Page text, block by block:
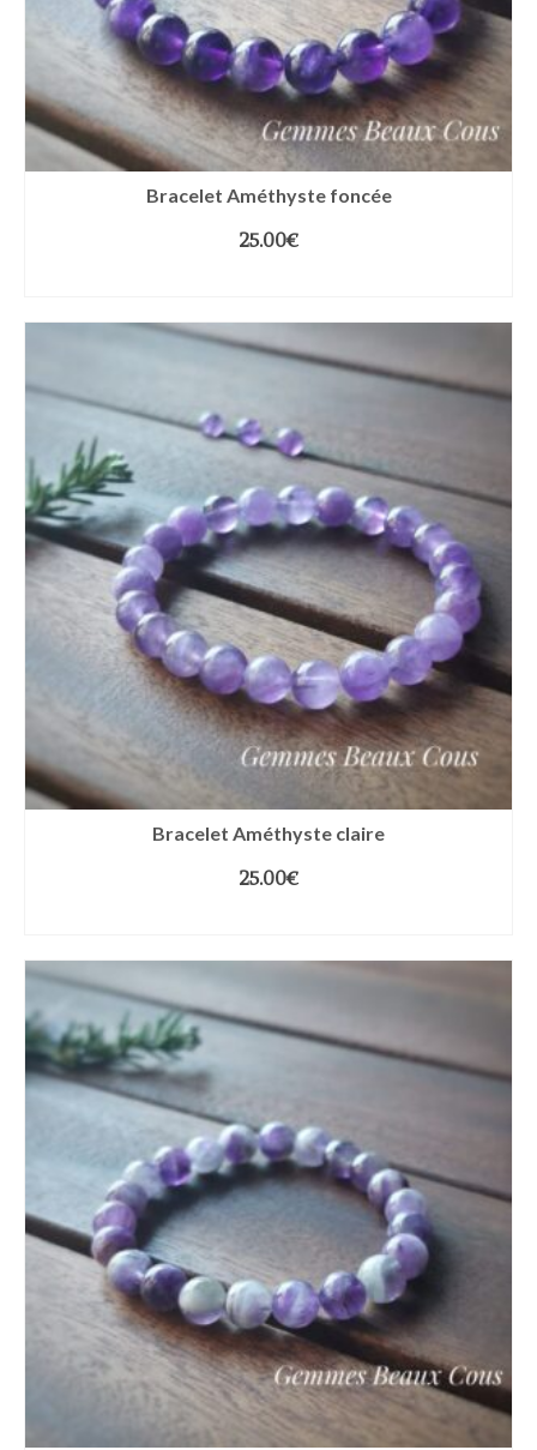
Bracelet Améthyste foncée
25.00€
Bracelet Améthyste claire
25.00€